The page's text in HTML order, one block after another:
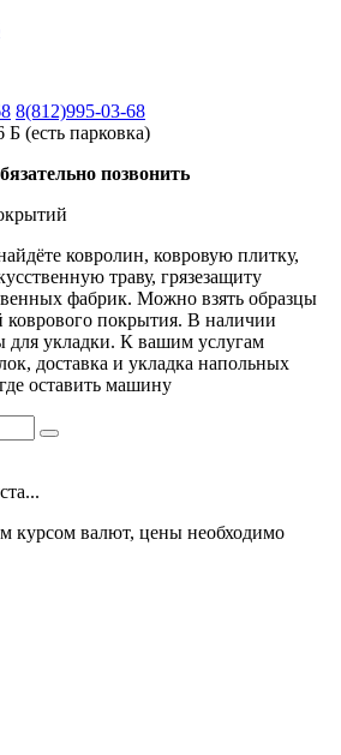
8(812)995-03-68
Б (есть парковка)
позвонить
ковролин, ковровую плитку,
траву, грязезащиту
фабрик. Можно взять образцы
коврового покрытия. В наличии
для укладки. К вашим услугам
доставка и укладка напольных
оставить машину
курсом валют, цены необходимо